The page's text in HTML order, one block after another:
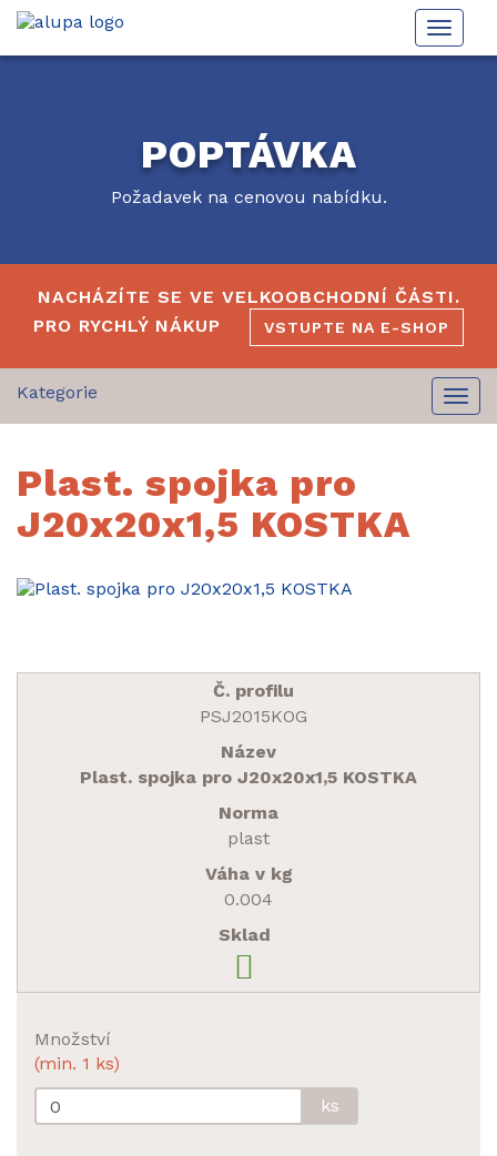
Toggle
POPTÁVKA
Požadavek na cenovou nabídku.
NACHÁZÍTE SE VE VELKOOBCHODNÍ ČÁSTI.
PRO RYCHLÝ NÁKUP
VSTUPTE NA E-SHOP
Plast. spojka pro
J20x20x1,5 KOSTKA
PSJ2015KOG
Plast. spojka pro J20x20x1,5 KOSTKA
plast
0.004
Množství
(min. 1 ks)
ks